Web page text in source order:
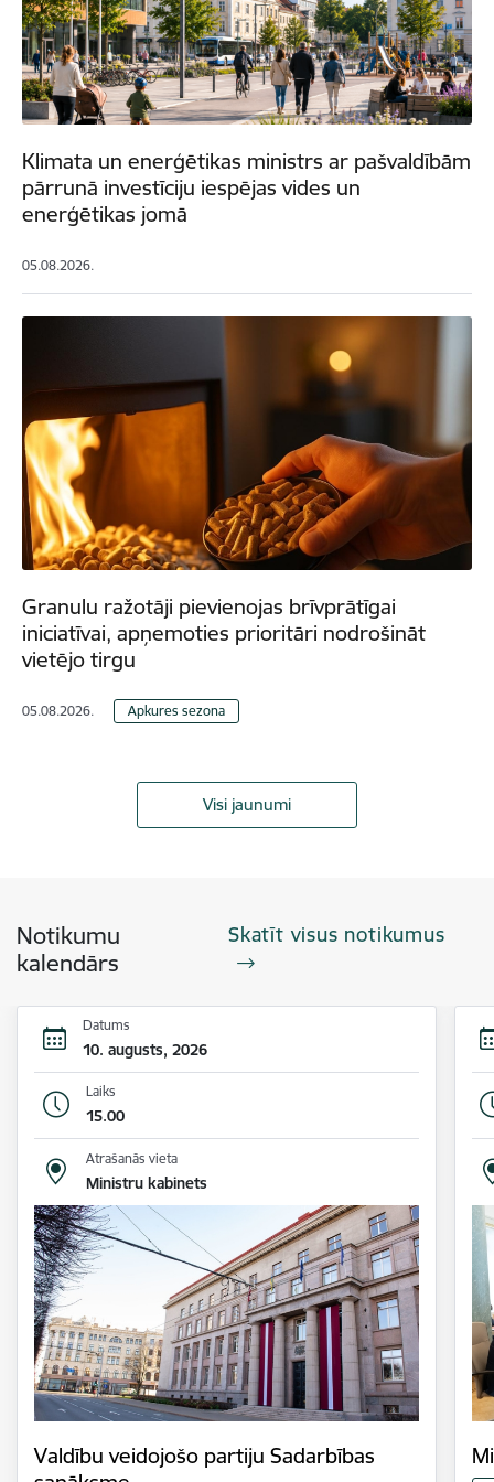
Klimata un enerģētikas ministrs ar pašvaldībām
pārrunā investīciju iespējas vides un
enerģētikas jomā
05.08.2026.
Granulu ražotāji pievienojas brīvprātīgai
iniciatīvai, apņemoties prioritāri nodrošināt
vietējo tirgu
05.08.2026. Apkures sezona
Visi jaunumi
Notikumu
kalendārs
Skatīt visus notikumus
Datums
10. augusts, 2026
Laiks
15.00
Atrašanās vieta
Ministru kabinets
Valdību veidojošo partiju Sadarbības